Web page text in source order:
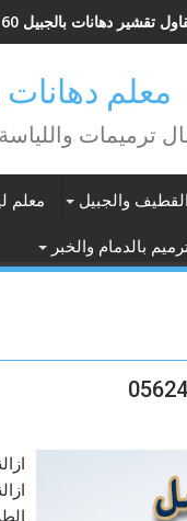
تقشير دهانات بالجبيل 0562466160
معلم دهانات
ترميمات
والجبيل معلم
بالدمام والخبر